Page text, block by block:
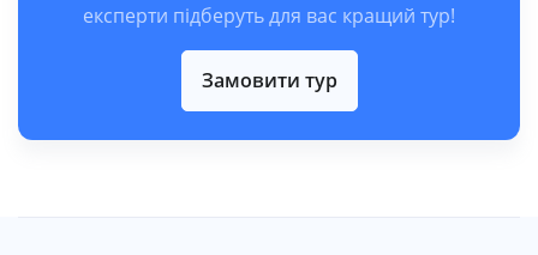
експерти підберуть для вас кращий тур!
Замовити тур